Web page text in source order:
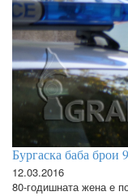
Бургаска баба брои
12.03.2016
80-годишната жена е